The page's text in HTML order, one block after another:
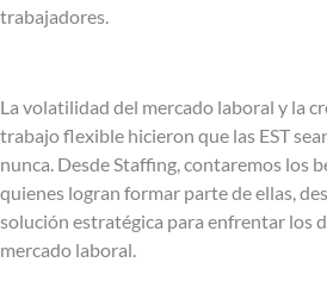
trabajadores.
La volatilidad del mercado laboral y la
trabajo flexible hicieron que las EST
nunca. Desde Staffing, contaremos los
quienes logran formar parte de ellas,
solución estratégica para enfrentar los
mercado laboral.